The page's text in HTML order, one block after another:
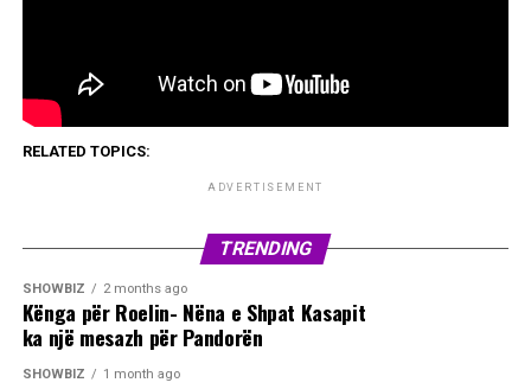
RELATED TOPICS:
ADVERTISEMENT
TRENDING
SHOWBIZ 2 months ago
Kënga për Roelin- Nëna e Shpat Kasapit
ka një mesazh për Pandorën
SHOWBIZ 1 month ago